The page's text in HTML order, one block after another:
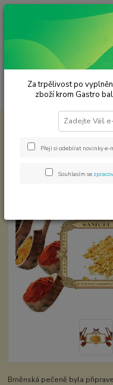
Koření od Samuela
Brněnská
Brněnská pečeně byla
Za trpělivost po
zboží krom Gastro
Přeji si odebírat novinky e-
Souhlasím se